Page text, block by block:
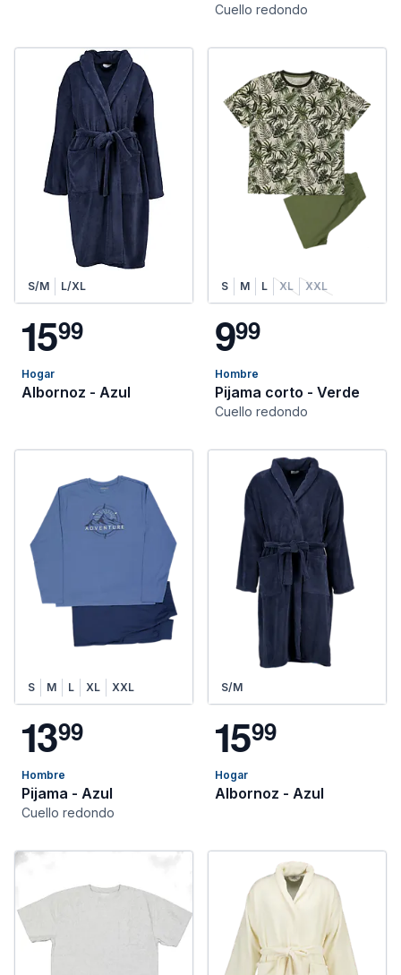
Cuello redondo
S/M L/XL
1599
Hogar
Albornoz - Azul
S M L XL XXL
999
Hombre
Pijama corto - Verde
Cuello redondo
S M L XL XXL
1399
Hombre
Pijama - Azul
Cuello redondo
S/M
1599
Hogar
Albornoz - Azul